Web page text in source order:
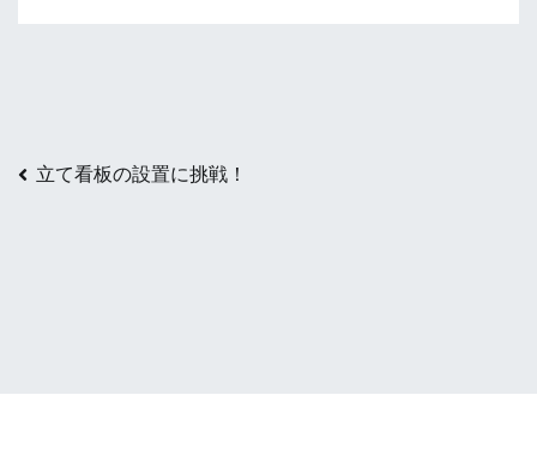
投
立て看板の設置に挑戦！